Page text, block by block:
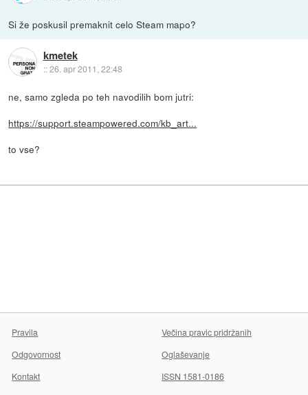
Si že poskusil premaknit celo Steam mapo?
kmetek
::26. apr 2011, 22:48
ne, samo zgleda po teh navodilih bom jutri:
https://support.steampowered.com/kb_art...
to vse?
Pravila
Večina pravic pridržanih
Odgovornost
Oglaševanje
Kontakt
ISSN 1581-0186